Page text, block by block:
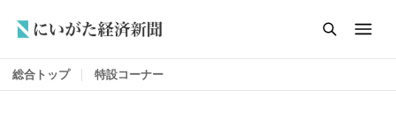
総合トップ 特設コーナー